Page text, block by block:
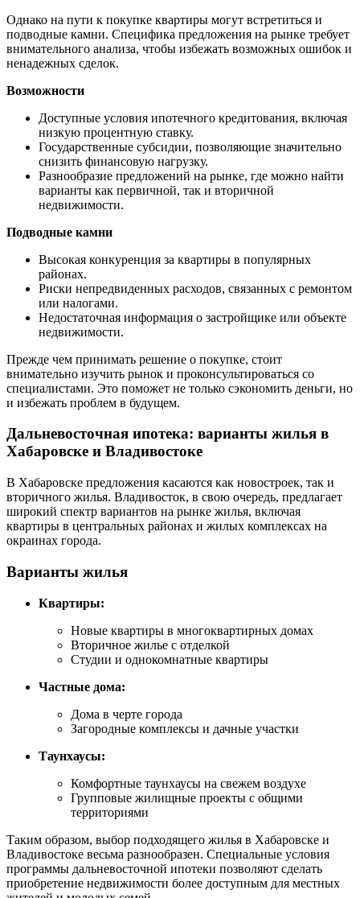
Однако на пути к покупке квартиры могут встретиться и
подводные камни. Специфика предложения на рынке требует
внимательного анализа, чтобы избежать возможных ошибок и
ненадежных сделок.
Возможности
Доступные условия ипотечного кредитования, включая
низкую процентную ставку.
Государственные субсидии, позволяющие значительно
снизить финансовую нагрузку.
Разнообразие предложений на рынке, где можно найти
варианты как первичной, так и вторичной
недвижимости.
Подводные камни
Высокая конкуренция за квартиры в популярных
районах.
Риски непредвиденных расходов, связанных с ремонтом
или налогами.
Недостаточная информация о застройщике или объекте
недвижимости.
Прежде чем принимать решение о покупке, стоит
внимательно изучить рынок и проконсультироваться со
специалистами. Это поможет не только сэкономить деньги, но
и избежать проблем в будущем.
Дальневосточная ипотека: варианты жилья в
Хабаровске и Владивостоке
В Хабаровске предложения касаются как новостроек, так и
вторичного жилья. Владивосток, в свою очередь, предлагает
широкий спектр вариантов на рынке жилья, включая
квартиры в центральных районах и жилых комплексах на
окраинах города.
Варианты жилья
Квартиры:
Новые квартиры в многоквартирных домах
Вторичное жилье с отделкой
Студии и однокомнатные квартиры
Частные дома:
Дома в черте города
Загородные комплексы и дачные участки
Таунхаусы:
Комфортные таунхаусы на свежем воздухе
Групповые жилищные проекты с общими
территориями
Таким образом, выбор подходящего жилья в Хабаровске и
Владивостоке весьма разнообразен. Специальные условия
программы дальневосточной ипотеки позволяют сделать
приобретение недвижимости более доступным для местных